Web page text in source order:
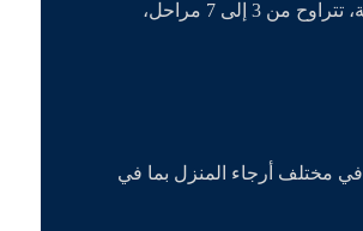
تناسب الاستخدام المنزلي وتُركّب غالبًا أسفل الحوض في المطبخ. تأتي هذه الفلاتر بعدة مراحل تنقية، تتراوح من 3 إلى 7 مراحل،
في مختلف أرجاء المنزل بما في